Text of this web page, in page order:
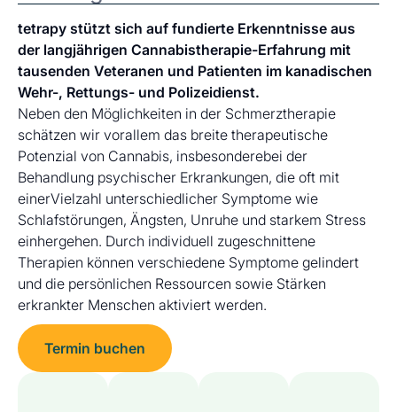
tetrapy stützt sich auf fundierte Erkenntnisse aus
der langjährigen Cannabistherapie-Erfahrung mit
tausenden Veteranen und Patienten im kanadischen
Wehr-, Rettungs- und Polizeidienst.
Neben den Möglichkeiten in der Schmerztherapie
schätzen wir vorallem das breite therapeutische
Potenzial von Cannabis, insbesonderebei der
Behandlung psychischer Erkrankungen, die oft mit
einerVielzahl unterschiedlicher Symptome wie
Schlafstörungen, Ängsten, Unruhe und starkem Stress
einhergehen. Durch individuell zugeschnittene
Therapien können verschiedene Symptome gelindert
und die persönlichen Ressourcen sowie Stärken
erkrankter Menschen aktiviert werden.
Termin buchen